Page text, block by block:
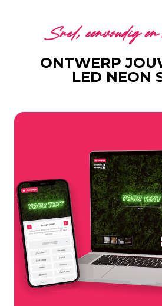
Snel, eenvoudig en
ONTWERP
LED NEON